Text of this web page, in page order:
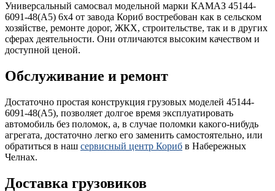
Универсальный самосвал модельной марки КАМАЗ 45144-
6091-48(А5) 6х4 от завода Кориб востребован как в сельском
хозяйстве, ремонте дорог, ЖКХ, строительстве, так и в других
сферах деятельности. Они отличаются высоким качеством и
доступной ценой.
Обслуживание и ремонт
Достаточно простая конструкция грузовых моделей 45144-
6091-48(А5), позволяет долгое время эксплуатировать
автомобиль без поломок, а, в случае поломки какого-нибудь
агрегата, достаточно легко его заменить самостоятельно, или
обратиться в наш сервисный центр Кориб в Набережных
Челнах.
Доставка грузовиков